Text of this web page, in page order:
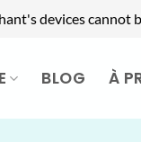
devices cannot
BLOG À